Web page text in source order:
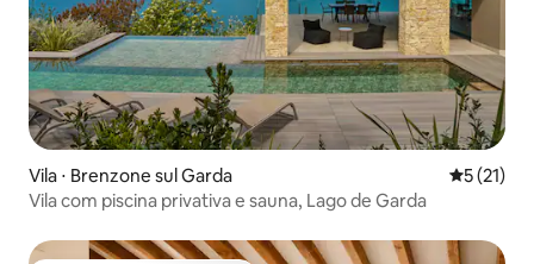
Vila ⋅ Brenzone sul Garda 5 de uma
5 (21)
Vila com piscina privativa e sauna, Lago de Garda